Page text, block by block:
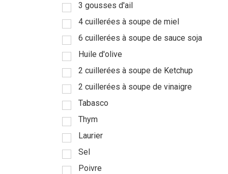
3 gousses d'ail
4 cuillerées à soupe de miel
6 cuillerées à soupe de sauce soja
Huile d'olive
2 cuillerées à soupe de Ketchup
2 cuillerées à soupe de vinaigre
Tabasco
Thym
Laurier
Sel
Poivre